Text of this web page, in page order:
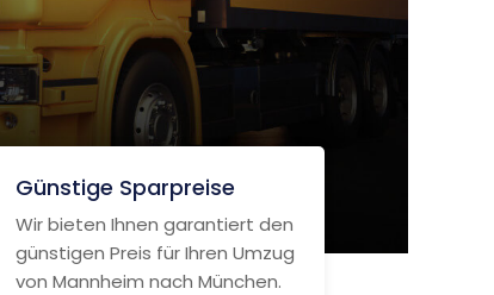
Günstige Sparpreise
Wir bieten Ihnen garantiert den
günstigen Preis für Ihren Umzug
von Mannheim nach München.